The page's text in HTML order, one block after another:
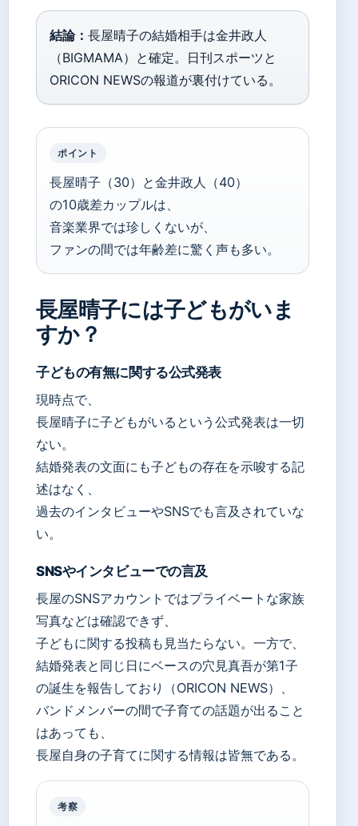
結論： 長屋晴子の結婚相手は金井政人
（BIGMAMA）と確定。日刊スポーツと
ORICON NEWSの報道が裏付けている。
ポイント
長屋晴子（30）と金井政人（40）
の10歳差カップルは、
音楽業界では珍しくないが、
ファンの間では年齢差に驚く声も多い。
長屋晴子には子どもがいま
すか？
子どもの有無に関する公式発表
現時点で、
長屋晴子に子どもがいるという公式発表は一切
ない。
結婚発表の文面にも子どもの存在を示唆する記
述はなく、
過去のインタビューやSNSでも言及されていな
い。
SNSやインタビューでの言及
長屋のSNSアカウントではプライベートな家族
写真などは確認できず、
子どもに関する投稿も見当たらない。一方で、
結婚発表と同じ日にベースの穴見真吾が第1子
の誕生を報告しており（ORICON NEWS）、
バンドメンバーの間で子育ての話題が出ること
はあっても、
長屋自身の子育てに関する情報は皆無である。
考察